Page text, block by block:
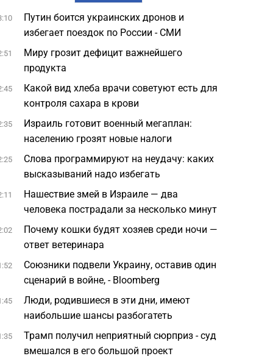
Путин боится украинских дронов и
избегает поездок по России - СМИ
Миру грозит дефицит важнейшего
продукта
Какой вид хлеба врачи советуют есть для
контроля сахара в крови
Израиль готовит военный мегаплан:
населению грозят новые налоги
Слова программируют на неудачу: каких
высказываний надо избегать
Нашествие змей в Израиле — два
человека пострадали за несколько минут
Почему кошки будят хозяев среди ночи —
ответ ветеринара
Союзники подвели Украину, оставив один
сценарий в войне, - Bloomberg
Люди, родившиеся в эти дни, имеют
наибольшие шансы разбогатеть
Трамп получил неприятный сюрприз - суд
вмешался в его большой проект